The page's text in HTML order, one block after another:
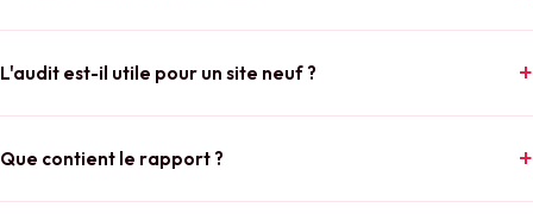
L'audit est-il utile pour un site neuf ?
Que contient le rapport ?